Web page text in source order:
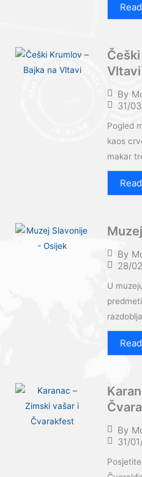
Vltavi
By
31/
Pogled
kaos
makar
By
28/
U
By
31/